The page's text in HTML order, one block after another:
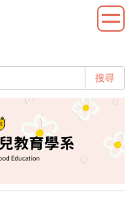
搜尋